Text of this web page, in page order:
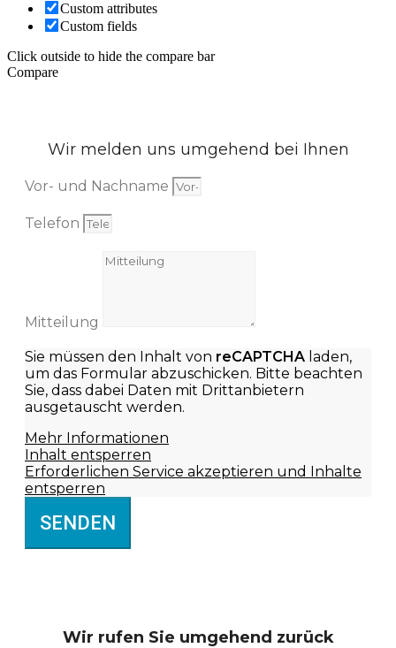
Custom attributes
Custom fields
Click outside to hide the compare bar
Compare
Wir melden uns umgehend bei Ihnen
Vor- und Nachname
Telefon
Mitteilung
Sie müssen den Inhalt von reCAPTCHA laden,
um das Formular abzuschicken. Bitte beachten
Sie, dass dabei Daten mit Drittanbietern
ausgetauscht werden.
Mehr Informationen
Inhalt entsperren
Erforderlichen Service akzeptieren und Inhalte
entsperren
SENDEN
Wir rufen Sie umgehend zurück